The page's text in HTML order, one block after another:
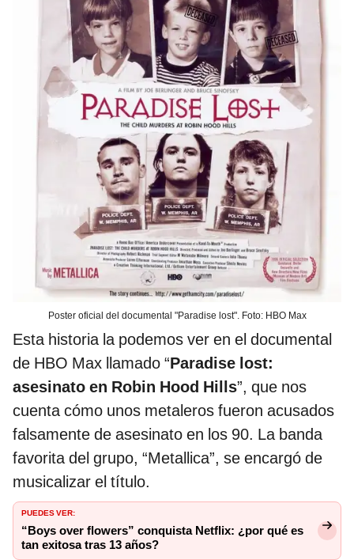
Poster oficial del documental "Paradise lost". Foto: HBO Max
Esta historia la podemos ver en el documental
de HBO Max llamado “Paradise lost:
asesinato en Robin Hood Hills”, que nos
cuenta cómo unos metaleros fueron acusados
falsamente de asesinato en los 90. La banda
favorita del grupo, “Metallica”, se encargó de
musicalizar el título.
PUEDES VER:
“Boys over flowers” conquista Netflix: ¿por qué es
tan exitosa tras 13 años?